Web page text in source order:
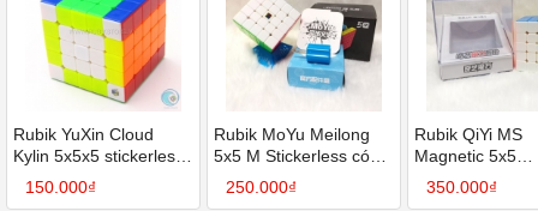
Rubik YuXin Cloud
Kylin 5x5x5 stickerless
(SP006361)
150.000₫
Rubik MoYu Meilong
5x5 M Stickerless có
nam châm - SP006078
250.000₫
Rubik QiYi MS
Magnetic 5x5
Stickerless có
châm-
350.000₫